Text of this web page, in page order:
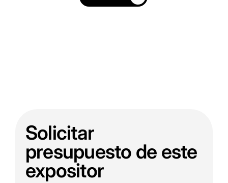
Solicitar
presupuesto de este
expositor